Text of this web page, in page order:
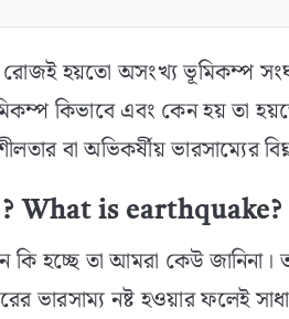
রোজই হয়তো অসংখ্য ভূমিকম্প
কিভাবে এবং কেন হয় তা
বা অভিকর্ষীয় ভারসাম্যের
What is earthquake?
হচ্ছে তা আমরা কেউ জানিনা।
ভারসাম্য নষ্ট হওয়ার ফলেই